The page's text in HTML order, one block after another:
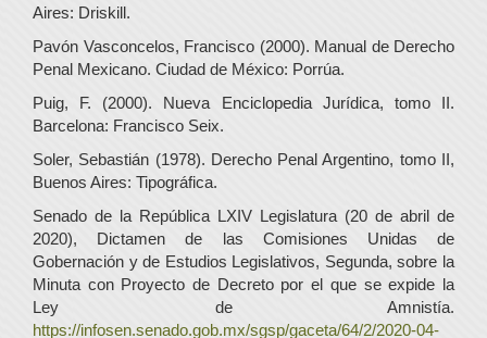
Aires: Driskill.
Pavón Vasconcelos, Francisco (2000). Manual de Derecho
Penal Mexicano. Ciudad de México: Porrúa.
Puig, F. (2000). Nueva Enciclopedia Jurídica, tomo II.
Barcelona: Francisco Seix.
Soler, Sebastián (1978). Derecho Penal Argentino, tomo II,
Buenos Aires: Tipográfica.
Senado de la República LXIV Legislatura (20 de abril de
2020), Dictamen de las Comisiones Unidas de
Gobernación y de Estudios Legislativos, Segunda, sobre la
Minuta con Proyecto de Decreto por el que se expide la
Ley de Amnistía.
https://infosen.senado.gob.mx/sgsp/gaceta/64/2/2020-04-